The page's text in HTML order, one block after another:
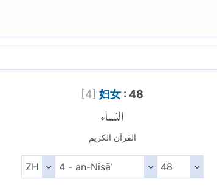
[4] 妇女 : 48
النساء
القرآن الكريم